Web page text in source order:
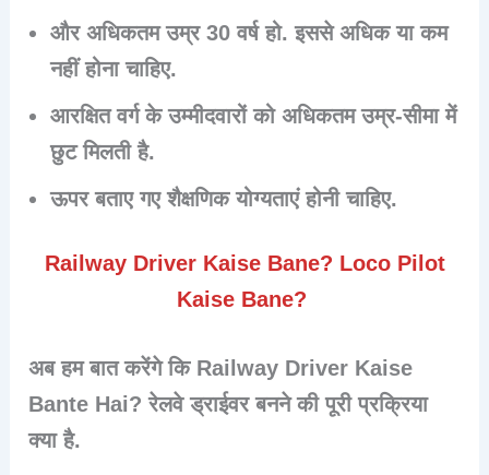
और अधिकतम उम्र30 वर्षहो. इससे अधिक या कम
नहीं होना चाहिए.
आरक्षित वर्ग के उम्मीदवारों को अधिकतम उम्र-सीमा में
छुट मिलती है.
ऊपर बताए गए शैक्षणिक योग्यताएं होनी चाहिए.
Railway Driver Kaise Bane? Loco Pilot
Kaise Bane?
अब हम बात करेंगे कि Railway Driver Kaise
Bante Hai? रेलवे ड्राईवर बनने की पूरी प्रक्रिया
क्या है.